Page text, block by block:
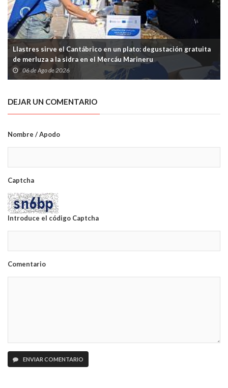
Llastres sirve el Cantábrico en un plato: degustación gratuita
de merluza a la sidra en el Mercáu Marineru
06 de Ago de 2026
DEJAR UN COMENTARIO
Nombre / Apodo
Captcha
Introduce el código Captcha
Comentario
ENVIAR COMENTARIO